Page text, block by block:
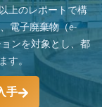
上のレポートで構
電子廃棄物（e-
ンを対象とし、都
す。
手